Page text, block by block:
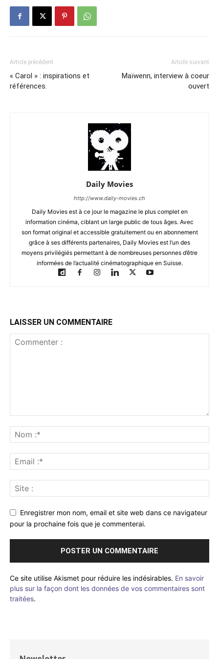
Article précédent
« Carol » : inspirations et
références.
Article suivant
Maïwenn, interview à coeur
ouvert
Daily Movies
http://www.daily-movies.ch
Daily Movies est à ce jour le magazine le plus complet en
information cinéma, ciblant un large public de tous âges. Avec
son format original et accessible gratuitement ou en abonnement
grâce à ses différents partenaires, Daily Movies est l’un des
moyens privilégiés permettant à de nombreuses personnes d’être
informées de l’actualité cinématographique en Suisse.
LAISSER UN COMMENTAIRE
Enregistrer mon nom, email et site web dans ce navigateur
pour la prochaine fois que je commenterai.
Ce site utilise Akismet pour réduire les indésirables. En savoir
plus sur la façon dont les données de vos commentaires sont
traitées.